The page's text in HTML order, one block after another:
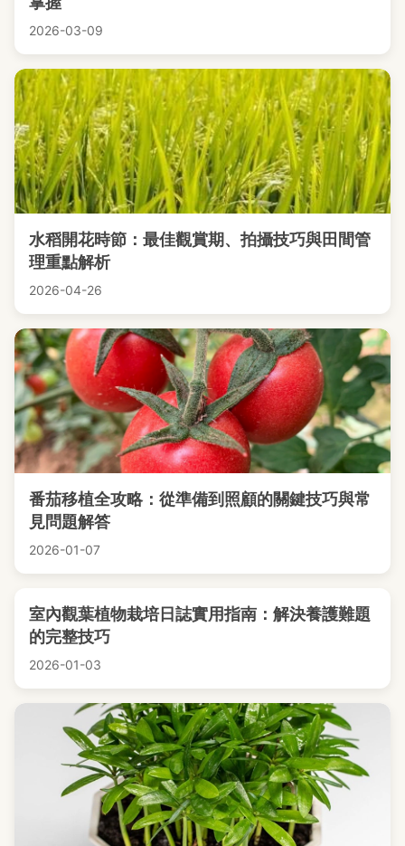
2026-03-09
水稻開花時節：最佳觀賞期、拍攝技巧與田間管
理重點解析
2026-04-26
番茄移植全攻略：從準備到照顧的關鍵技巧與常
見問題解答
2026-01-07
室內觀葉植物栽培日誌實用指南：解決養護難題
的完整技巧
2026-01-03